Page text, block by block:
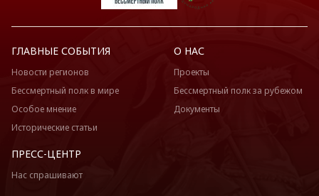
ГЛАВНЫЕ СОБЫТИЯ
Новости регионов
Бессмертный полк в мире
Особое мнение
Исторические статьи
О НАС
Проекты
Бессмертный полк за рубежом
Документы
ПРЕСС-ЦЕНТР
Нас спрашивают